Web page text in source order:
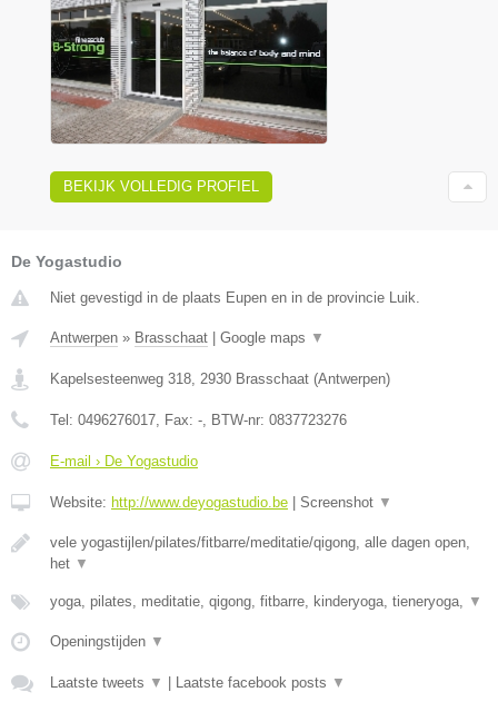
BEKIJK VOLLEDIG PROFIEL
De Yogastudio
Niet gevestigd in de plaats Eupen en in de provincie Luik.
Antwerpen » Brasschaat Google maps ▼
Kapelsesteenweg 318, 2930 Brasschaat (Antwerpen)
Tel: 0496276017, Fax: -, BTW-nr: 0837723276
E-mail › De Yogastudio
Website: http://www.deyogastudio.be Screenshot ▼
vele yogastijlen/pilates/fitbarre/meditatie/qigong, alle dagen open,
het ▼
yoga, pilates, meditatie, qigong, fitbarre, kinderyoga, tieneryoga, ▼
Openingstijden ▼
Laatste tweets ▼ Laatste facebook posts ▼